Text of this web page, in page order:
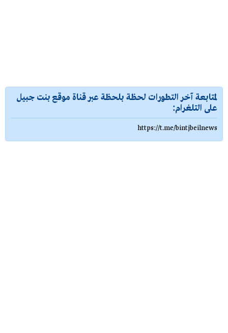
لمتابعة آخر التطورات لحظة بلحظة عبر قناة موقع بنت جبيل
على التلغرام:
https://t.me/bintjbeilnews